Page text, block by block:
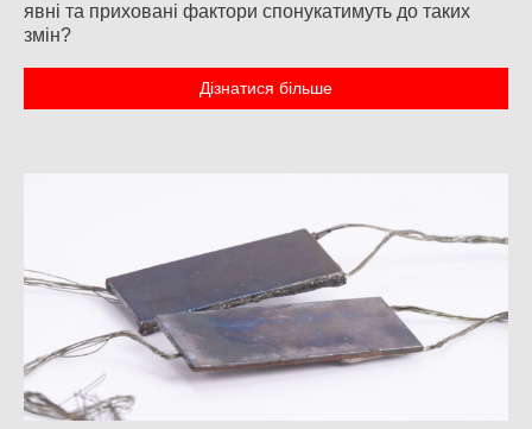
явні та приховані фактори спонукатимуть до таких
змін?
Дізнатися більше